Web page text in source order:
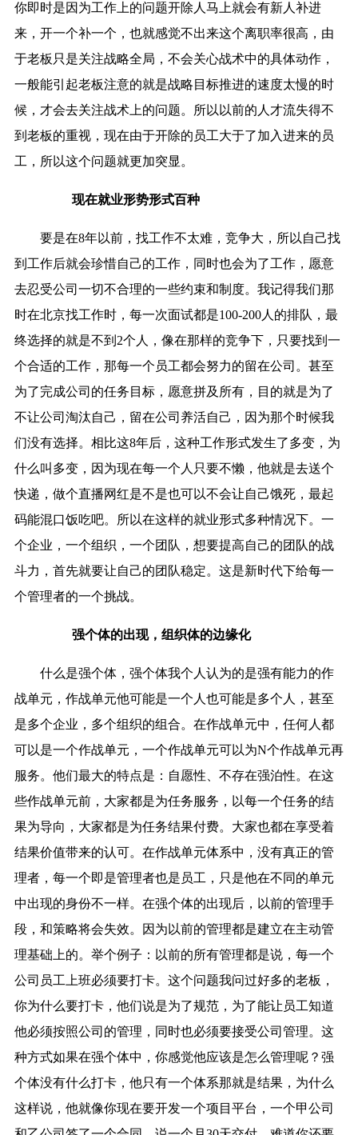
你即时是因为工作上的问题开除人马上就会有新人补进
来，开一个补一个，也就感觉不出来这个离职率很高，由
于老板只是关注战略全局，不会关心战术中的具体动作，
一般能引起老板注意的就是战略目标推进的速度太慢的时
候，才会去关注战术上的问题。所以以前的人才流失得不
到老板的重视，现在由于开除的员工大于了加入进来的员
工，所以这个问题就更加突显。
现在就业形势形式百种
要是在8年以前，找工作不太难，竞争大，所以自己找
到工作后就会珍惜自己的工作，同时也会为了工作，愿意
去忍受公司一切不合理的一些约束和制度。我记得我们那
时在北京找工作时，每一次面试都是100-200人的排队，最
终选择的就是不到2个人，像在那样的竞争下，只要找到一
个合适的工作，那每一个员工都会努力的留在公司。甚至
为了完成公司的任务目标，愿意拼及所有，目的就是为了
不让公司淘汰自己，留在公司养活自己，因为那个时候我
们没有选择。相比这8年后，这种工作形式发生了多变，为
什么叫多变，因为现在每一个人只要不懒，他就是去送个
快递，做个直播网红是不是也可以不会让自己饿死，最起
码能混口饭吃吧。所以在这样的就业形式多种情况下。一
个企业，一个组织，一个团队，想要提高自己的团队的战
斗力，首先就要让自己的团队稳定。这是新时代下给每一
个管理者的一个挑战。
强个体的出现，组织体的边缘化
什么是强个体，强个体我个人认为的是强有能力的作
战单元，作战单元他可能是一个人也可能是多个人，甚至
是多个企业，多个组织的组合。在作战单元中，任何人都
可以是一个作战单元，一个作战单元可以为N个作战单元再
服务。他们最大的特点是：自愿性、不存在强泊性。在这
些作战单元前，大家都是为任务服务，以每一个任务的结
果为导向，大家都是为任务结果付费。大家也都在享受着
结果价值带来的认可。在作战单元体系中，没有真正的管
理者，每一个即是管理者也是员工，只是他在不同的单元
中出现的身份不一样。在强个体的出现后，以前的管理手
段，和策略将会失效。因为以前的管理都是建立在主动管
理基础上的。举个例子：以前的所有管理都是说，每一个
公司员工上班必须要打卡。这个问题我问过好多的老板，
你为什么要打卡，他们说是为了规范，为了能让员工知道
他必须按照公司的管理，同时也必须要接受公司管理。这
种方式如果在强个体中，你感觉他应该是怎么管理呢？强
个体没有什么打卡，他只有一个体系那就是结果，为什么
这样说，他就像你现在要开发一个项目平台，一个甲公司